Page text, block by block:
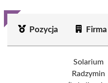
Pozycja Firma
Solarium
Radzymin